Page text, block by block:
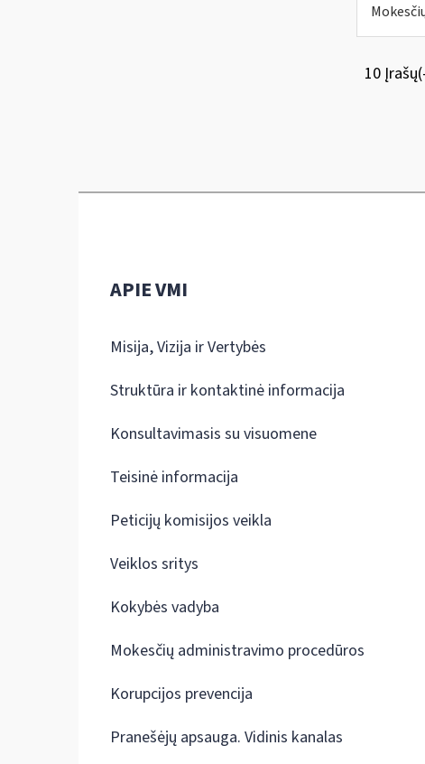
10
APIE VMI
Misija, Vizija ir Vertybės
Struktūra ir kontaktinė informacija
Konsultavimasis su visuomene
Teisinė informacija
Peticijų komisijos veikla
Veiklos sritys
Kokybės vadyba
Mokesčių administravimo procedūros
Korupcijos prevencija
Pranešėjų apsauga. Vidinis kanalas